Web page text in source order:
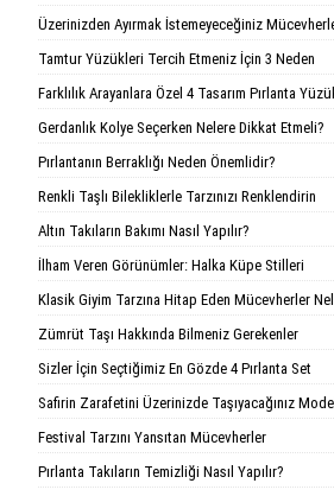
Üzerinizden Ayırmak İstemeyeceğiniz
Tamtur Yüzükleri Tercih Etmeniz İçin 3 Neden
Farklılık Arayanlara Özel 4 Tasarım Pırlanta
Gerdanlık Kolye Seçerken Nelere Dikkat Etmeli?
Pırlantanın Berraklığı Neden Önemlidir?
Renkli Taşlı Bilekliklerle Tarzınızı Renklendirin
Altın Takıların Bakımı Nasıl Yapılır?
İlham Veren Görünümler: Halka Küpe Stilleri
Klasik Giyim Tarzına Hitap Eden Mücevherler
Zümrüt Taşı Hakkında Bilmeniz Gerekenler
Sizler İçin Seçtiğimiz En Gözde 4 Pırlanta Set
Safirin Zarafetini Üzerinizde Taşıyacağınız
Festival Tarzını Yansıtan Mücevherler
Pırlanta Takıların Temizliği Nasıl Yapılır?